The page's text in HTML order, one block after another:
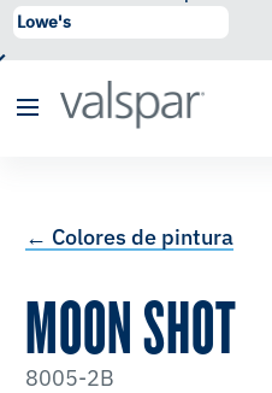
se ha
← Colores de pintura
MOON SHOT
8005-2B